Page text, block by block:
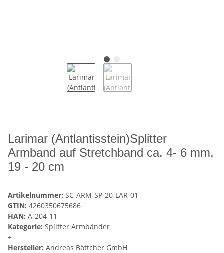
Larimar (Antlantisstein)Splitter
Armband auf Stretchband ca. 4- 6 mm,
19 - 20 cm
Artikelnummer: SC-ARM-SP-20-LAR-01
GTIN: 4260350675686
HAN: A-204-11
Kategorie: Splitter Armbänder
+
Hersteller: Andreas Böttcher GmbH